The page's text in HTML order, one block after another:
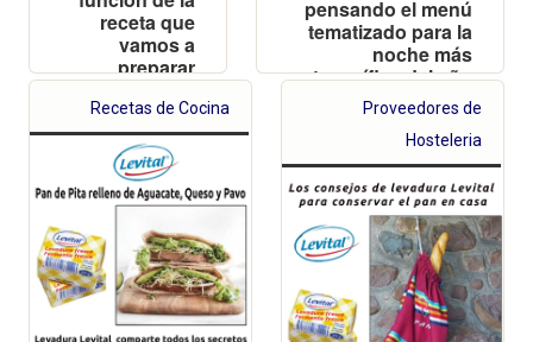
receta que
vamos a
preparar
pensando el menú
tematizado para la
noche más
terrorífica del año
Recetas de Cocina
Proveedores de
Hosteleria